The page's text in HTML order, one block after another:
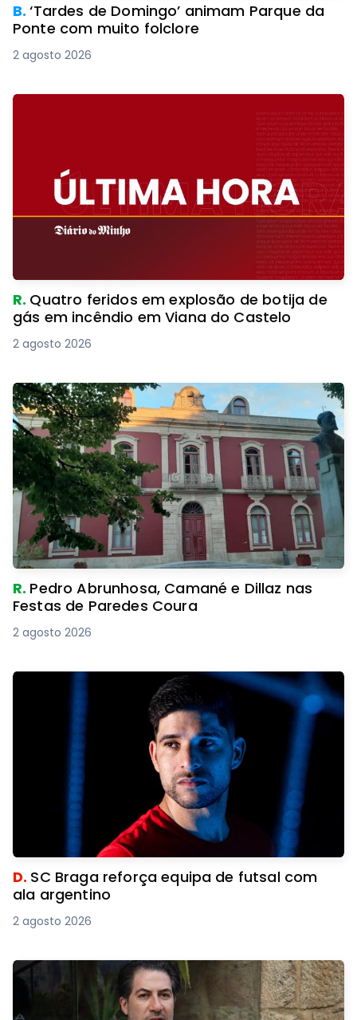
B.‘Tardes de Domingo’ animam Parque da
Ponte com muito folclore
2 agosto 2026
R. Quatro feridos em explosão de botija de
gás em incêndio em Viana do Castelo
2 agosto 2026
R. Pedro Abrunhosa, Camané e Dillaz nas
Festas de Paredes Coura
2 agosto 2026
D. SC Braga reforça equipa de futsal com
ala argentino
2 agosto 2026